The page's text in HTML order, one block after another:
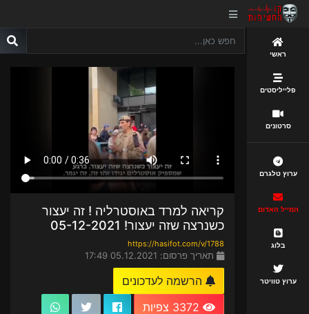
ראשי
פלייליסטים
סרטונים
ערוץ טלגרם
המייל האדום
בלוג
ערוץ טוויטר
קריאה למרד באוסטרליה ! זה יעצור
כשנרצה שזה יעצור! 05-12-2021
https://hasifot.com/v/1788
תאריך פרסום: 05.12.2021 17:49
הרשמה לעדכונים